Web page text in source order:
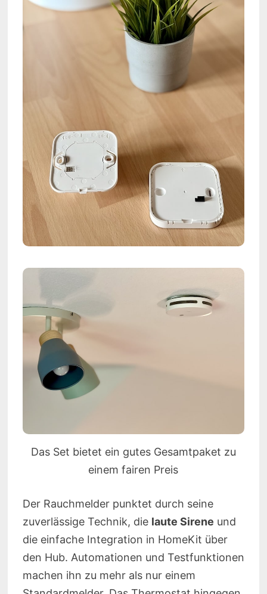
Das Set bietet ein gutes Gesamtpaket zu
einem fairen Preis
Der Rauchmelder punktet durch seine
zuverlässige Technik, die laute Sirene und
die einfache Integration in HomeKit über
den Hub. Automationen und Testfunktionen
machen ihn zu mehr als nur einem